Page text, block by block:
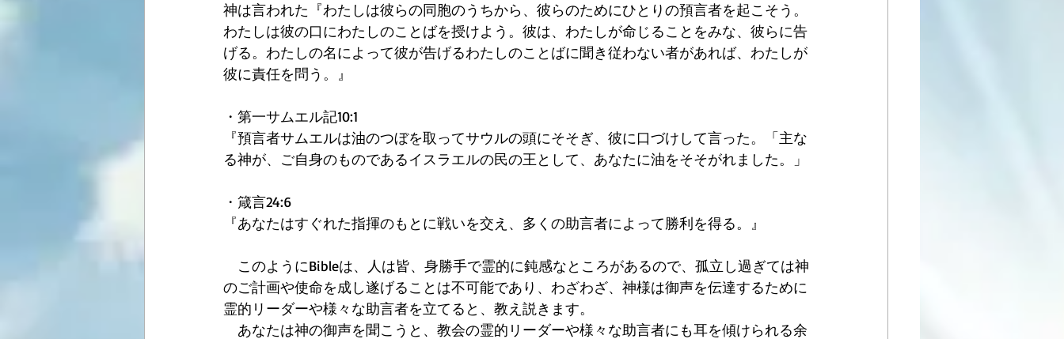
神は言われた『わたしは彼らの同胞のうちから、彼らのためにひとりの預言者を起こそう。
わたしは彼の口にわたしのことばを授けよう。彼は、わたしが命じることをみな、彼らに告
げる。わたしの名によって彼が告げるわたしのことばに聞き従わない者があれば、わたしが
彼に責任を問う。』
・第一サムエル記10:1
『預言者サムエルは油のつぼを取ってサウルの頭にそそぎ、彼に口づけして言った。「主な
る神が、ご自身のものであるイスラエルの民の王として、あなたに油をそそがれました。」
・箴言24:6
『あなたはすぐれた指揮のもとに戦いを交え、多くの助言者によって勝利を得る。』
このようにBibleは、人は皆、身勝手で霊的に鈍感なところがあるので、孤立し過ぎては神
のご計画や使命を成し遂げることは不可能であり、わざわざ、神様は御声を伝達するために
霊的リーダーや様々な助言者を立てると、教え説きます。
あなたは神の御声を聞こうと、教会の霊的リーダーや様々な助言者にも耳を傾けられる余